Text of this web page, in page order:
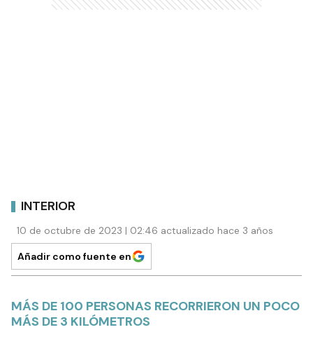
INTERIOR
10 de octubre de 2023 | 02:46 actualizado hace 3 años
Añadir como fuente en
MÁS DE 100 PERSONAS RECORRIERON UN POCO
MÁS DE 3 KILÓMETROS